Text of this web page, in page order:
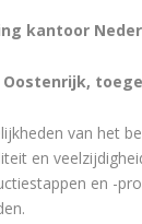
kantoor
van het
en
en -